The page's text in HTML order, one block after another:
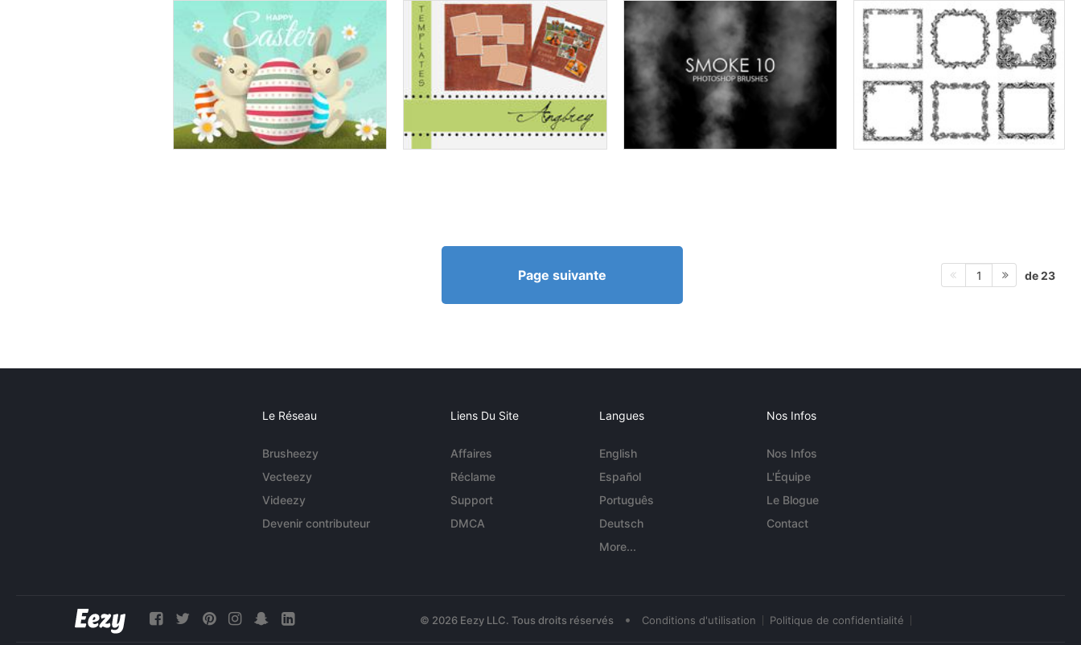
Page suivante 1 de 23
Le Réseau
Brusheezy
Vecteezy
Videezy
Devenir contributeur
Liens Du Site
Affaires
Réclame
Support
DMCA
Langues
English
Español
Português
Deutsch
More...
Nos Infos
Nos Infos
L'Équipe
Le Blogue
Contact
© 2026 Eezy LLC. Tous droits réservés • Conditions d'utilisation Politique de confidentialité